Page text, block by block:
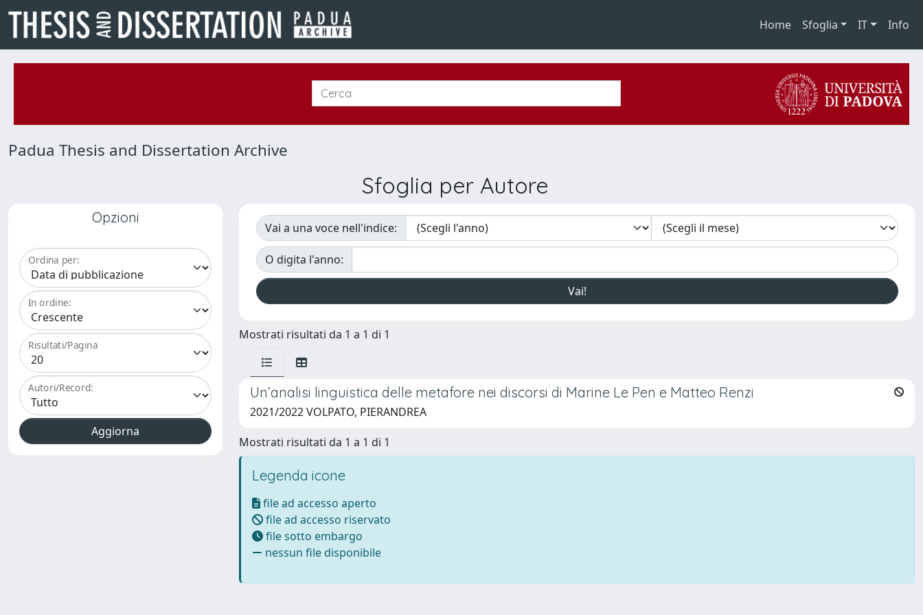
Home Sfoglia IT Info
Padua Thesis and Dissertation Archive
Sfoglia per Autore
Opzioni
Ordina per:
In ordine:
Risultati/Pagina
Autori/Record:
Vai a una voce nell'indice:
O digita l'anno:
Mostrati risultati da 1 a 1 di 1
Un’analisi linguistica delle metafore nei discorsi di Marine Le Pen e Matteo Renzi
2021/2022 VOLPATO, PIERANDREA
Mostrati risultati da 1 a 1 di 1
Legenda icone
file ad accesso aperto
file ad accesso riservato
file sotto embargo
nessun file disponibile